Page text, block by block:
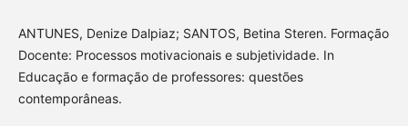
ANTUNES, Denize Dalpiaz; SANTOS, Betina Steren. Formação
Docente: Processos motivacionais e subjetividade. In
Educação e formação de professores: questões
contemporâneas.